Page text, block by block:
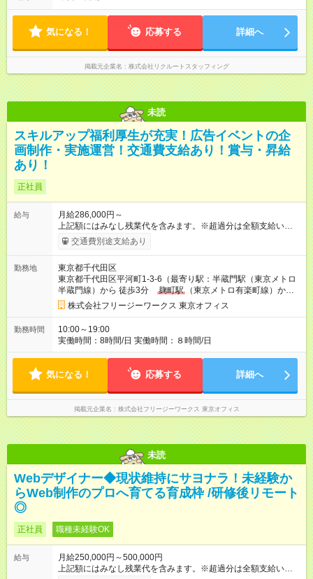
気になる！ 応募する 詳細へ
掲載元企業名 株式会社リクルートスタッフィング
未読
スキルアップ福利厚生が充実！広告イベントの企
画制作・実施運営！交通費支給あり！賞与・昇給
あり！
正社員
給与
月給286,000円～
上記額にはみなし残業代を含みます。※超過分は全額支給いたし
ます。 みなし残業代 70,000円／月 みなし残業時間 43時間／月
賞与あり（業績により） 昇給あり（年１回４月に5,000円昇給）
態は本採用時と同じです。そのほかの条件に変更はありませ
ん。 上記額には固定残業代（43時間分、70,000円）を含みま
す。超過分は全額支給します。 上記を超える際は割増賃金を追
加で支払います。 【試用期間】試用期間あり 試用期間の長さ：
3ヶ月 雇用形態、給与は本採用時と同じです。
交通費別途支給あり
勤務地
東京都千代田区
東京都千代田区平河町1-3-6（最寄り駅：半蔵門駅（東京メトロ
半蔵門線）から 徒歩3分
麹町駅
（東京メトロ有楽町線）か
ら 徒歩4分）
株式会社フリージーワークス 東京オフィス
勤務時間
10:00～19:00
実働時間：8時間/日 実働時間：８時間/日
気になる！ 応募する 詳細へ
掲載元企業名 株式会社フリージーワークス 東京オフィス
未読
Webデザイナー◆現状維持にサヨナラ！未経験か
らWeb制作のプロへ育てる育成枠 /研修後リモート
◎
正社員 職種未経験OK
給与
月給250,000円～500,000円
上記額にはみなし残業代を含みます。※超過分は全額支給いたし